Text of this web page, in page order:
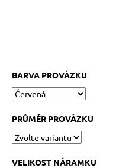
BARVA PROVÁZKU
PRŮMĚR PROVÁZKU
VELIKOST NÁRAMKU
Kč
Původně:
89
Kč